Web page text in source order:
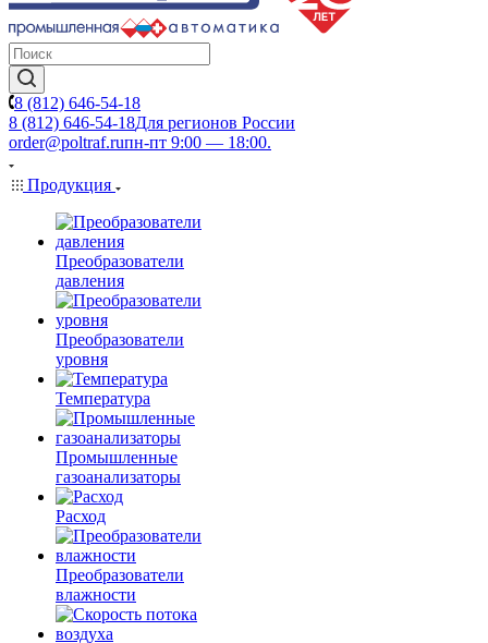
8 (812) 646-54-18
8 (812) 646-54-18Для регионов России
order@poltraf.ruпн-пт 9:00 — 18:00.
Продукция
Преобразователи
давления
Преобразователи
уровня
Температура
Промышленные
газоанализаторы
Расход
Преобразователи
влажности